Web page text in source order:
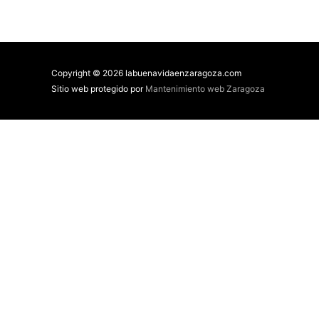
Copyright © 2026 labuenavidaenzaragoza.com
Sitio web protegido por Mantenimiento web Zaragoza